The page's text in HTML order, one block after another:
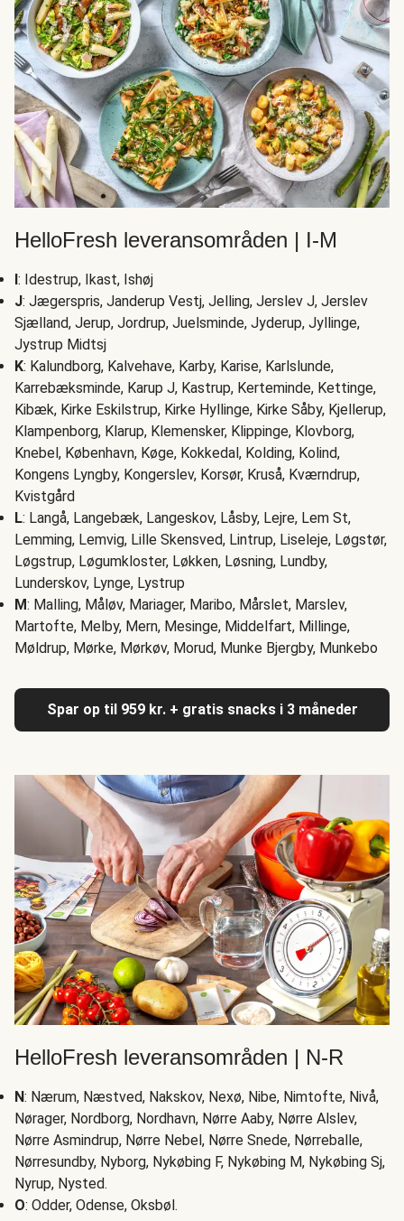
HelloFresh leveransområden | I-M
I: Idestrup, Ikast, Ishøj
J: Jægerspris, Janderup Vestj, Jelling, Jerslev J, Jerslev
Sjælland, Jerup, Jordrup, Juelsminde, Jyderup, Jyllinge,
Jystrup Midtsj
K: Kalundborg, Kalvehave, Karby, Karise, Karlslunde,
Karrebæksminde, Karup J, Kastrup, Kerteminde, Kettinge,
Kibæk, Kirke Eskilstrup, Kirke Hyllinge, Kirke Såby, Kjellerup,
Klampenborg, Klarup, Klemensker, Klippinge, Klovborg,
Knebel, København, Køge, Kokkedal, Kolding, Kolind,
Kongens Lyngby, Kongerslev, Korsør, Kruså, Kværndrup,
Kvistgård
L: Langå, Langebæk, Langeskov, Låsby, Lejre, Lem St,
Lemming, Lemvig, Lille Skensved, Lintrup, Liseleje, Løgstør,
Løgstrup, Løgumkloster, Løkken, Løsning, Lundby,
Lunderskov, Lynge, Lystrup
M: Malling, Måløv, Mariager, Maribo, Mårslet, Marslev,
Martofte, Melby, Mern, Mesinge, Middelfart, Millinge,
Møldrup, Mørke, Mørkøv, Morud, Munke Bjergby, Munkebo
Spar op til 959 kr. + gratis snacks i 3 måneder
HelloFresh leveransområden | N-R
N: Nærum, Næstved, Nakskov, Nexø, Nibe, Nimtofte, Nivå,
Nørager, Nordborg, Nordhavn, Nørre Aaby, Nørre Alslev,
Nørre Asmindrup, Nørre Nebel, Nørre Snede, Nørreballe,
Nørresundby, Nyborg, Nykøbing F, Nykøbing M, Nykøbing Sj,
Nyrup, Nysted.
O: Odder, Odense, Oksbøl.